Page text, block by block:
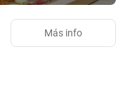
Más info